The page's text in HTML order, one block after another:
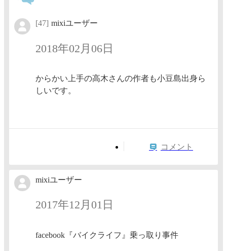
[47] mixiユーザー
2018年02月06日
からかい上手の高木さんの作者も小豆島出身ら
しいです。
コメント
mixiユーザー
2017年12月01日
facebook『バイクライフ』乗っ取り事件